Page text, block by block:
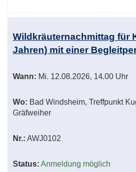
Wildkräuternachmittag für
Jahren) mit einer
Wann: Mi. 12.08.2026, 14.00 Uhr
Wo: Bad Windsheim, Treffpunkt
Gräfweiher
Nr.: AWJ0102
Status: Anmeldung möglich